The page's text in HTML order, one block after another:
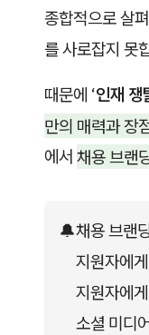
종합적으로 살
를 사로잡지 못
때문에 ‘인재 쟁
만의 매력과 장
에서 채용 브랜
🔔채용 브랜
지원자에
지원자에
소셜 미디